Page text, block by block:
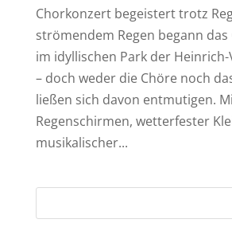
Chorkonzert begeistert trotz
strömendem Regen begann
im idyllischen Park der
– doch weder die Chöre noch
ließen sich davon entmutigen.
Regenschirmen, wetterfester
musikalischer...